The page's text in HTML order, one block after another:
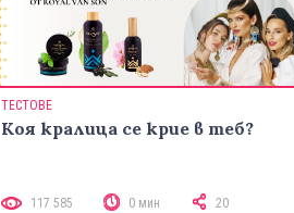
ТЕСТОВЕ
Коя кралица се крие в теб?
117 585 0 мин 20